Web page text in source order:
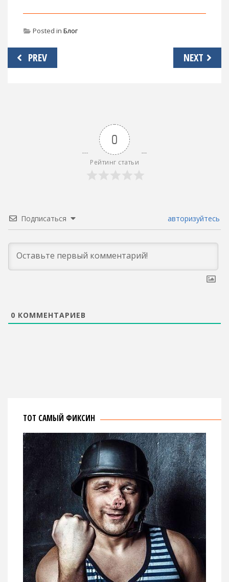
Posted in Блог
Навигация
по
PREV NEXT
0
Рейтинг статьи
Подписаться авторизуйтесь
0 КОММЕНТАРИЕВ
ТОТ САМЫЙ ФИКСИН